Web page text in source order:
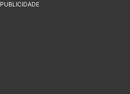
PUBLICIDADE